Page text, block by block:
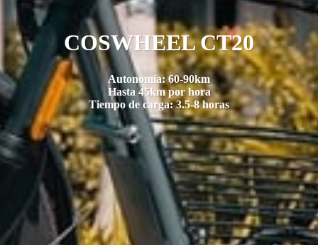
COSWHEEL CT20
Autonomía: 60-90km
Hasta 45km por hora
Tiempo de carga: 3.5-8 horas